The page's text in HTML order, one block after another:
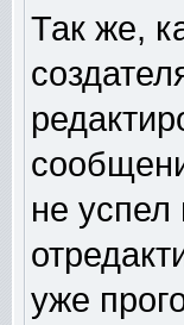
Так же,
не успел
уже